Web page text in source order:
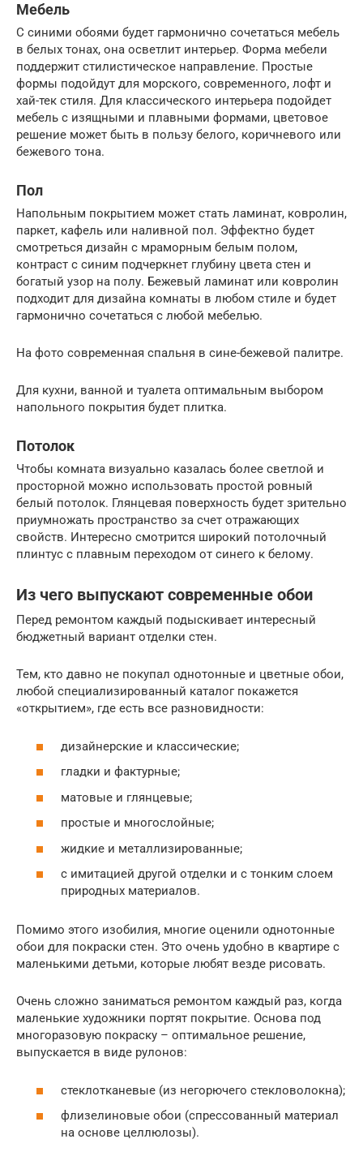
Мебель
С синими обоями будет гармонично сочетаться мебель
в белых тонах, она осветлит интерьер. Форма мебели
поддержит стилистическое направление. Простые
формы подойдут для морского, современного, лофт и
хай-тек стиля. Для классического интерьера подойдет
мебель с изящными и плавными формами, цветовое
решение может быть в пользу белого, коричневого или
бежевого тона.
Пол
Напольным покрытием может стать ламинат, ковролин,
паркет, кафель или наливной пол. Эффектно будет
смотреться дизайн с мраморным белым полом,
контраст с синим подчеркнет глубину цвета стен и
богатый узор на полу. Бежевый ламинат или ковролин
подходит для дизайна комнаты в любом стиле и будет
гармонично сочетаться с любой мебелью.
На фото современная спальня в сине-бежевой палитре.
Для кухни, ванной и туалета оптимальным выбором
напольного покрытия будет плитка.
Потолок
Чтобы комната визуально казалась более светлой и
просторной можно использовать простой ровный
белый потолок. Глянцевая поверхность будет зрительно
приумножать пространство за счет отражающих
свойств. Интересно смотрится широкий потолочный
плинтус с плавным переходом от синего к белому.
Из чего выпускают современные обои
Перед ремонтом каждый подыскивает интересный
бюджетный вариант отделки стен.
Тем, кто давно не покупал однотонные и цветные обои,
любой специализированный каталог покажется
«открытием», где есть все разновидности:
дизайнерские и классические;
гладки и фактурные;
матовые и глянцевые;
простые и многослойные;
жидкие и металлизированные;
с имитацией другой отделки и с тонким слоем
природных материалов.
Помимо этого изобилия, многие оценили однотонные
обои для покраски стен. Это очень удобно в квартире с
маленькими детьми, которые любят везде рисовать.
Очень сложно заниматься ремонтом каждый раз, когда
маленькие художники портят покрытие. Основа под
многоразовую покраску – оптимальное решение,
выпускается в виде рулонов:
стеклотканевые (из негорючего стекловолокна);
флизелиновые обои (спрессованный материал
на основе целлюлозы).